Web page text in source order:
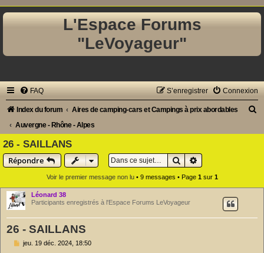
L'Espace Forums
"LeVoyageur"
FAQ Connexion
S’enregistrer
Index du forum
Aires de camping-cars et Campings à prix abordables
Auvergne - Rhône - Alpes
r
26 - SAILLANS
Répondre
RechercherRecherche
Voir le premier message non lu• 9 messages • Page 1sur 1
Léonard 38
Participants enregistrés à l'Espace Forums LeVoyageur
26 - SAILLANS
M
jeu. 19 déc. 2024, 18:50